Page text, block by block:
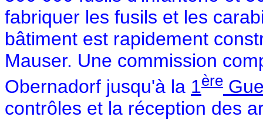
fabriquer les fusils et les
bâtiment est rapidement
Mauser. Une commission
Obernadorf jusqu'à la 1ère
contrôles et la réception des